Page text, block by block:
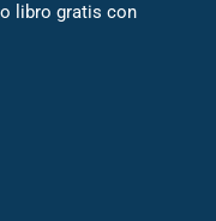
libro gratis con